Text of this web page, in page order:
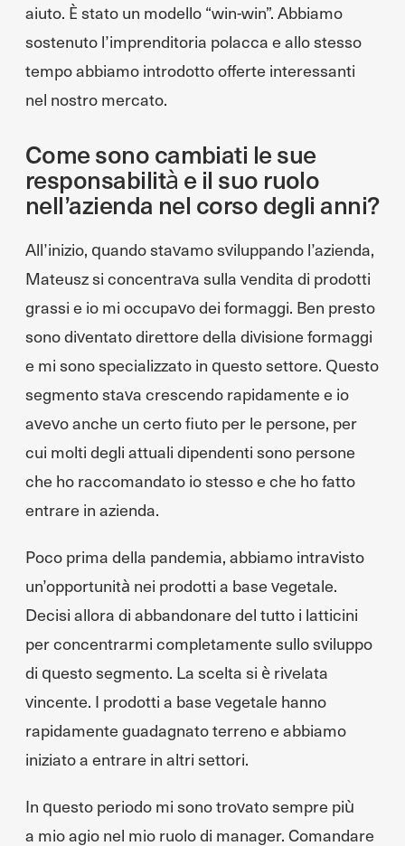
aiuto. È stato un modello “win-win”. Abbiamo
sostenuto l’imprenditoria polacca e allo stesso
tempo abbiamo introdotto offerte interessanti
nel nostro mercato.
Come sono cambiati le sue
responsabilità e il suo ruolo
nell’azienda nel corso degli anni?
All’inizio, quando stavamo sviluppando l’azienda,
Mateusz si concentrava sulla vendita di prodotti
grassi e io mi occupavo dei formaggi. Ben presto
sono diventato direttore della divisione formaggi
e mi sono specializzato in questo settore. Questo
segmento stava crescendo rapidamente e io
avevo anche un certo fiuto per le persone, per
cui molti degli attuali dipendenti sono persone
che ho raccomandato io stesso e che ho fatto
entrare in azienda.
Poco prima della pandemia, abbiamo intravisto
un’opportunità nei prodotti a base vegetale.
Decisi allora di abbandonare del tutto i latticini
per concentrarmi completamente sullo sviluppo
di questo segmento. La scelta si è rivelata
vincente. I prodotti a base vegetale hanno
rapidamente guadagnato terreno e abbiamo
iniziato a entrare in altri settori.
In questo periodo mi sono trovato sempre più
a mio agio nel mio ruolo di manager. Comandare